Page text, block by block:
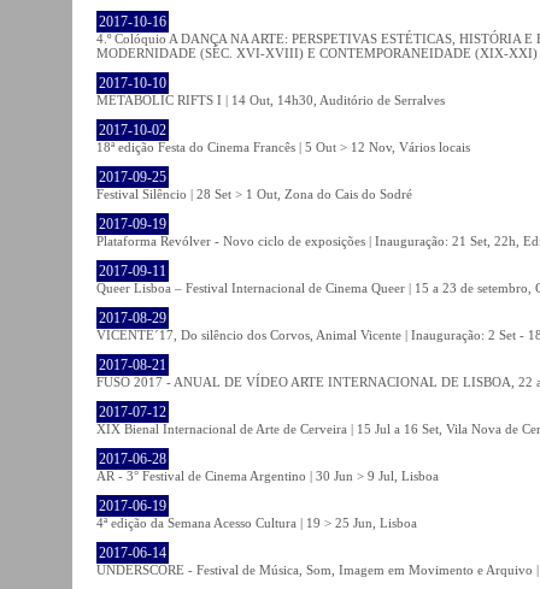
2017-10-16
4.º Colóquio A DANÇA NA ARTE: PERSPETIVAS ESTÉTICAS, HISTÓRIA
MODERNIDADE (SÉC. XVI-XVIII) E CONTEMPORANEIDADE (XIX-XXI)
2017-10-10
METABOLIC RIFTS I | 14 Out, 14h30, Auditório de Serralves
2017-10-02
18ª edição Festa do Cinema Francês | 5 Out > 12 Nov, Vários locais
2017-09-25
Festival Silêncio | 28 Set > 1 Out, Zona do Cais do Sodré
2017-09-19
Plataforma Revólver - Novo ciclo de exposições | Inauguração: 21 Set, 22h,
2017-09-11
Queer Lisboa – Festival Internacional de Cinema Queer | 15 a 23 de setembro,
2017-08-29
VICENTE´17, Do silêncio dos Corvos, Animal Vicente | Inauguração: 2 Set -
2017-08-21
FUSO 2017 - ANUAL DE VÍDEO ARTE INTERNACIONAL DE LISBOA, 22
2017-07-12
XIX Bienal Internacional de Arte de Cerveira | 15 Jul a 16 Set, Vila Nova de
2017-06-28
AR - 3° Festival de Cinema Argentino | 30 Jun > 9 Jul, Lisboa
2017-06-19
4ª edição da Semana Acesso Cultura | 19 > 25 Jun, Lisboa
2017-06-14
UNDERSCORE - Festival de Música, Som, Imagem em Movimento e Arquivo